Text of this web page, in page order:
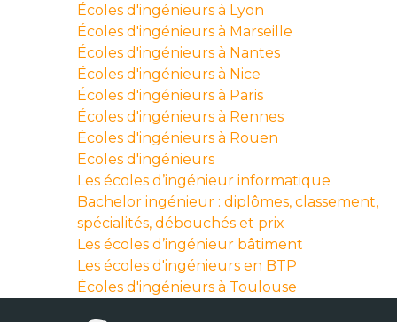
Écoles d'ingénieurs à Lyon
Écoles d'ingénieurs à Marseille
Écoles d'ingénieurs à Nantes
Écoles d'ingénieurs à Nice
Écoles d'ingénieurs à Paris
Écoles d'ingénieurs à Rennes
Écoles d'ingénieurs à Rouen
Ecoles d'ingénieurs
Les écoles d’ingénieur informatique
Bachelor ingénieur : diplômes, classement,
spécialités, débouchés et prix
Les écoles d’ingénieur bâtiment
Les écoles d'ingénieurs en BTP
Écoles d'ingénieurs à Toulouse